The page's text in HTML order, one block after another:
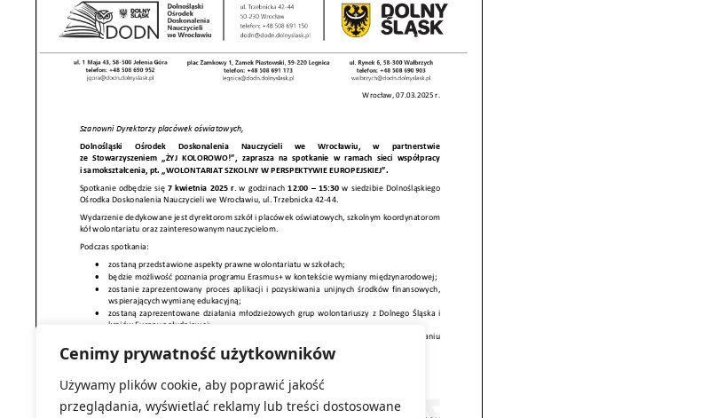
Cenimy prywatność użytkowników
Używamy plików cookie, aby poprawić jakość
przeglądania, wyświetlać reklamy lub treści dostosowane